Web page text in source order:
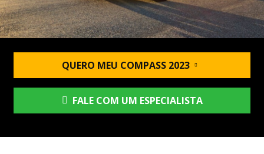
QUERO MEU COMPASS 2023
FALE COM UM ESPECIALISTA